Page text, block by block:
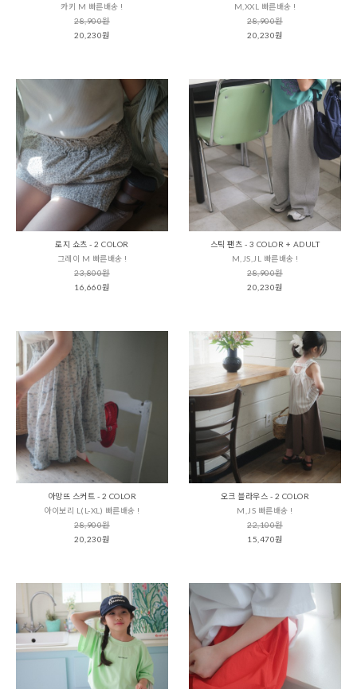
카키 M 빠른배송 !
28,900원
20,230원
M,XXL 빠른배송 !
28,900원
20,230원
로지 쇼츠 - 2 COLOR
그레이 M 빠른배송 !
23,800원
16,660원
스틱 팬츠 - 3 COLOR + ADULT
M,JS,JL 빠른배송 !
28,900원
20,230원
아망뜨 스커트 - 2 COLOR
아이보리 L(L-XL) 빠른배송 !
28,900원
20,230원
오크 블라우스 - 2 COLOR
M,JS 빠른배송 !
22,100원
15,470원